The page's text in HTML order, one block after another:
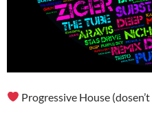
Progressive House (dosen’t